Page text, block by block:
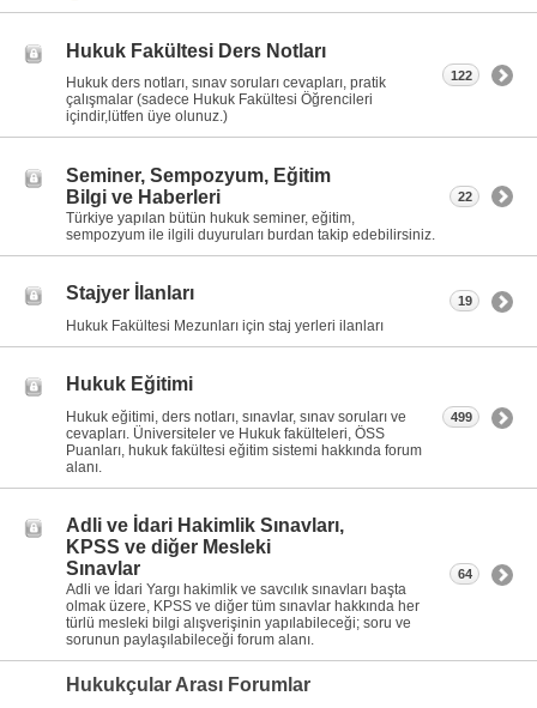
Hukuk Fakültesi Ders Notları
Hukuk ders notları, sınav soruları cevapları, pratik
çalışmalar (sadece Hukuk Fakültesi Öğrencileri
içindir,lütfen üye olunuz.)
122
Seminer, Sempozyum, Eğitim
Bilgi ve Haberleri
Türkiye yapılan bütün hukuk seminer, eğitim,
sempozyum ile ilgili duyuruları burdan takip edebilirsiniz.
22
Stajyer İlanları
Hukuk Fakültesi Mezunları için staj yerleri ilanları
19
Hukuk Eğitimi
Hukuk eğitimi, ders notları, sınavlar, sınav soruları ve
cevapları. Üniversiteler ve Hukuk fakülteleri, ÖSS
Puanları, hukuk fakültesi eğitim sistemi hakkında forum
alanı.
499
Adli ve İdari Hakimlik Sınavları,
KPSS ve diğer Mesleki
Sınavlar
Adli ve İdari Yargı hakimlik ve savcılık sınavları başta
olmak üzere, KPSS ve diğer tüm sınavlar hakkında her
türlü mesleki bilgi alışverişinin yapılabileceği; soru ve
sorunun paylaşılabileceği forum alanı.
64
Hukukçular Arası Forumlar